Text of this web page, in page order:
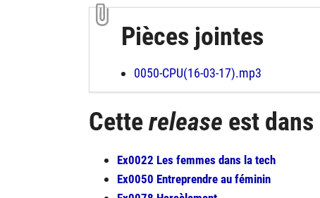
Pièces jointes
0050-CPU(16-03-17).mp3
Cetterelease est dans
Ex0022 Les femmes dans la tech
Ex0050 Entreprendre au féminin